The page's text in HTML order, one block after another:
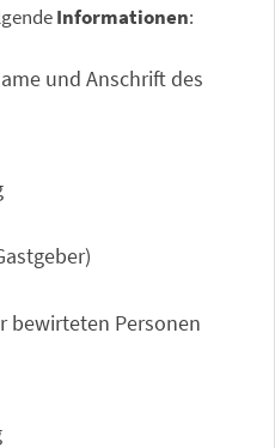
Informationen:
und Anschrift des
bewirteten Personen